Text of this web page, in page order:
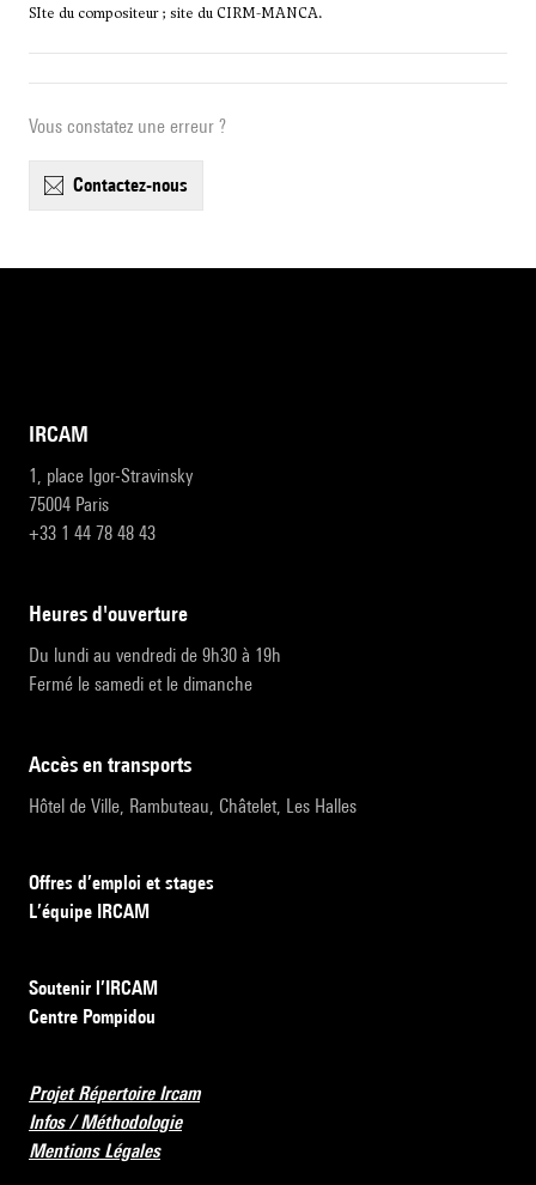
SIte du compositeur ; site du CIRM-MANCA.
Vous constatez une erreur ?
contactez-nous
IRCAM
1, place Igor-Stravinsky
75004 Paris
+33 1 44 78 48 43
heures d'ouverture
Du lundi au vendredi de 9h30 à 19h
Fermé le samedi et le dimanche
accès en transports
Hôtel de Ville, Rambuteau, Châtelet, Les Halles
Offres d’emploi et stages
L’équipe IRCAM
Soutenir l’IRCAM
Centre Pompidou
Projet Répertoire Ircam
Infos / Méthodologie
Mentions Légales